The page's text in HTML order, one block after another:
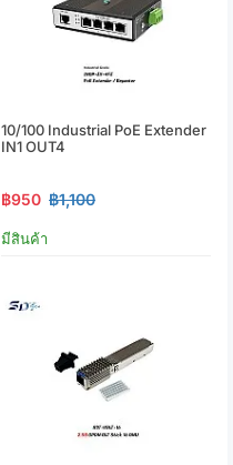
10/100 Industrial PoE Extender
IN1 OUT4
฿950 ฿1,100
มีสินค้า